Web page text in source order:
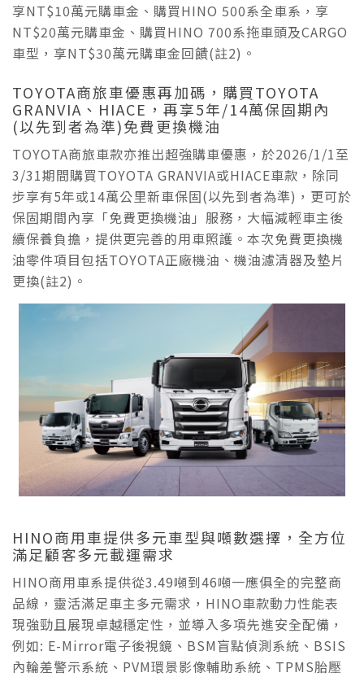
享NT$10萬元購車金、購買HINO 500系全車系，享
NT$20萬元購車金、購買HINO 700系拖車頭及CARGO
車型，享NT$30萬元購車金回饋(註2)。
TOYOTA商旅車優惠再加碼，購買TOYOTA
GRANVIA、HIACE，再享5年/14萬保固期內
(以先到者為準)免費更換機油
TOYOTA商旅車款亦推出超強購車優惠，於2026/1/1至
3/31期間購買TOYOTA GRANVIA或HIACE車款，除同
步享有5年或14萬公里新車保固(以先到者為準)，更可於
保固期間內享「免費更換機油」服務，大幅減輕車主後
續保養負擔，提供更完善的用車照護。本次免費更換機
油零件項目包括TOYOTA正廠機油、機油濾清器及墊片
更換(註2)。
HINO商用車提供多元車型與噸數選擇，全方位
滿足顧客多元載運需求
HINO商用車系提供從3.49噸到46噸一應俱全的完整商
品線，靈活滿足車主多元需求，HINO車款動力性能表
現強勁且展現卓越穩定性，並導入多項先進安全配備，
例如: E-Mirror電子後視鏡、BSM盲點偵測系統、BSIS
內輪差警示系統、PVM環景影像輔助系統、TPMS胎壓